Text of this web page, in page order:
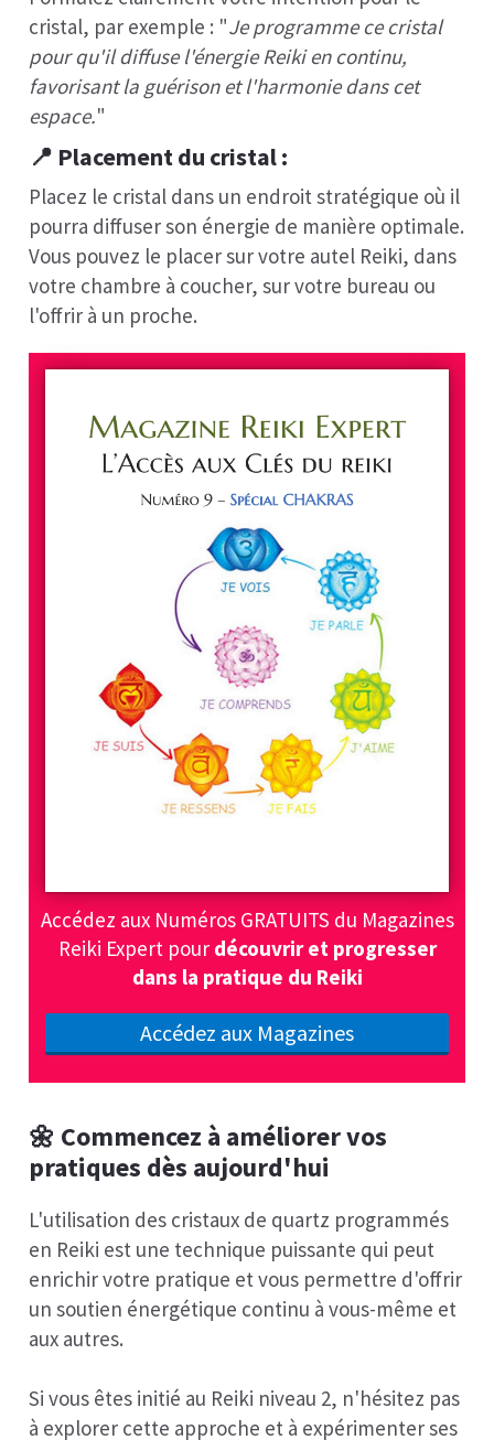
cristal, par exemple : "Je programme ce cristal
pour qu'il diffuse l'énergie Reiki en continu,
favorisant la guérison et l'harmonie dans cet
espace."
📍 Placement du cristal:
Placez le cristal dans un endroit stratégique où il
pourra diffuser son énergie de manière optimale.
Vous pouvez le placer sur votre autel Reiki, dans
votre chambre à coucher, sur votre bureau ou
l'offrir à un proche.
Accédez aux Numéros GRATUITS du Magazines
Reiki Expert pour découvrir et progresser
dans la pratique du Reiki
Accédez aux Magazines
🌼 Commencez à améliorer vos
pratiques dès aujourd'hui
L'utilisation des cristaux de quartz programmés
en Reiki est une technique puissante qui peut
enrichir votre pratique et vous permettre d'offrir
un soutien énergétique continu à vous-même et
aux autres.
Si vous êtes initié au Reiki niveau 2, n'hésitez pas
à explorer cette approche et à expérimenter ses